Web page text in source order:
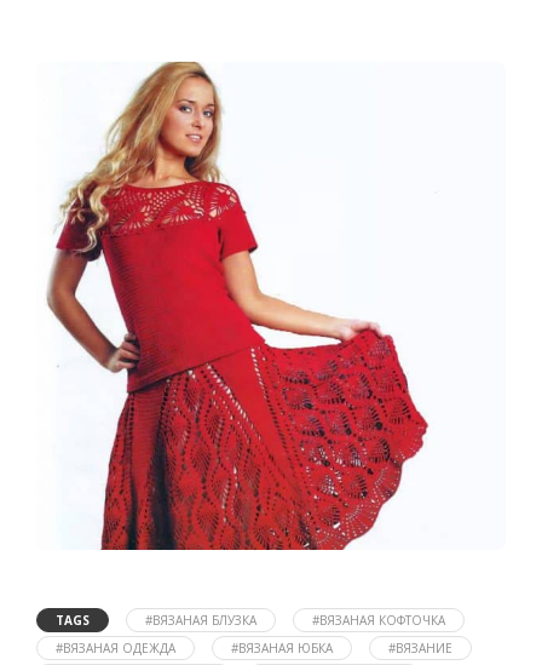
TAGS #ВЯЗАНАЯ БЛУЗКА
#ВЯЗАНАЯ КОФТОЧКА
#ВЯЗАНАЯ ОДЕЖДА
#ВЯЗАНАЯ ЮБКА
#ВЯЗАНИЕ